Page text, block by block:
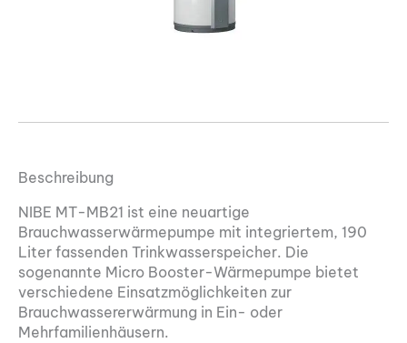
Beschreibung
NIBE MT-MB21 ist eine neuartige
Brauchwasserwärmepumpe mit integriertem, 190
Liter fassenden Trinkwasserspeicher. Die
sogenannte Micro Booster-Wärmepumpe bietet
verschiedene Einsatzmöglichkeiten zur
Brauchwassererwärmung in Ein- oder
Mehrfamilienhäusern.